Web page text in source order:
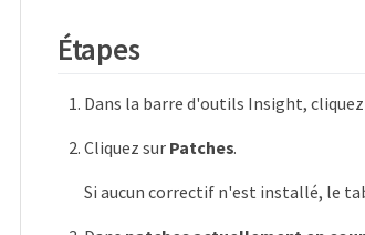
Étapes
Dans la barre d'outils Insight,
Cliquez sur Patches.
Si aucun correctif n'est installé, le